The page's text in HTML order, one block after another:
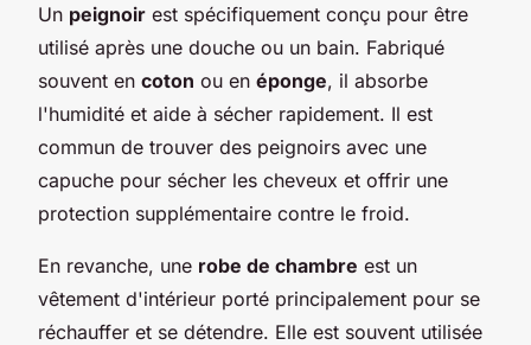
Un peignoir est spécifiquement conçu pour être
utilisé après une douche ou un bain. Fabriqué
souvent en coton ou en éponge, il absorbe
l'humidité et aide à sécher rapidement. Il est
commun de trouver des peignoirs avec une
capuche pour sécher les cheveux et offrir une
protection supplémentaire contre le froid.
En revanche, une robe de chambre est un
vêtement d'intérieur porté principalement pour se
réchauffer et se détendre. Elle est souvent utilisée